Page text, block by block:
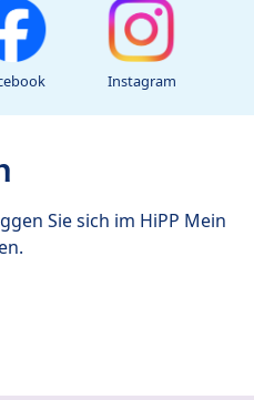
Instagram
Sie sich im HiPP Mein